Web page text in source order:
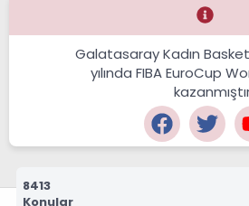
Galatasaray Kadın
yılında FIBA EuroCup
8413
Konular